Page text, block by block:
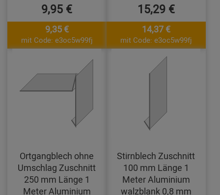
9,95 €
9,35 €
mit Code: e3oc5w99fj
15,29 €
14,37 €
mit Code: e3oc5w99fj
Ortgangblech ohne
Umschlag Zuschnitt
250 mm Länge 1
Meter Aluminium
Stirnblech Zuschnitt
100 mm Länge 1
Meter Aluminium
walzblank 0,8 mm